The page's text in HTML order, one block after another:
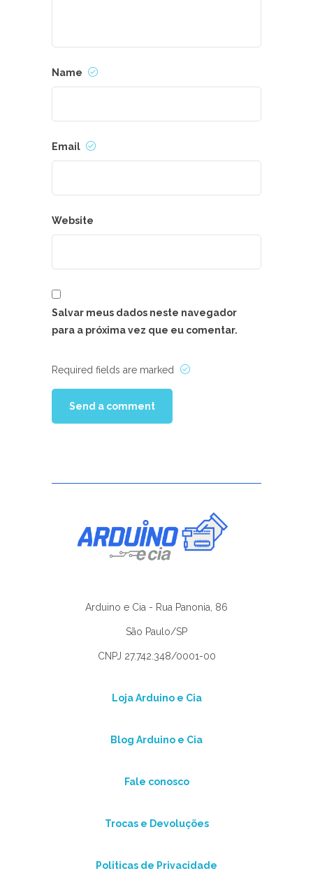
Name
Email
Website
Salvar meus dados neste navegador
para a próxima vez que eu comentar.
Required fields are marked
Arduino e Cia - Rua Panonia, 86
São Paulo/SP
CNPJ 27.742.348/0001-00
Loja Arduino e Cia
Blog Arduino e Cia
Fale conosco
Trocas e Devoluções
Politicas de Privacidade